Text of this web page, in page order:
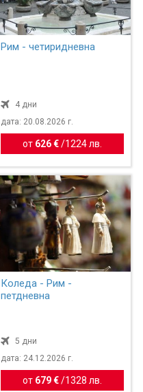
Рим - четиридневна
4 дни
дата: 20.08.2026 г.
от 626 €/ 1224 лв.
Коледа - Рим -
петдневна
5 дни
дата: 24.12.2026 г.
от 679 €/ 1328 лв.